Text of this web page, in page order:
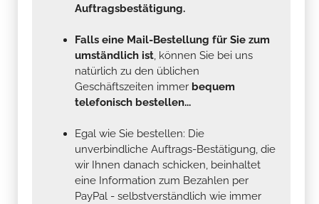
Auftragsbestätigung.
Falls eine Mail-Bestellung für Sie zum
umständlich ist, können Sie bei uns
natürlich zu den üblichen
Geschäftszeiten immer bequem
telefonisch bestellen...
Egal wie Sie bestellen: Die
unverbindliche Auftrags-Bestätigung, die
wir Ihnen danach schicken, beinhaltet
eine Information zum Bezahlen per
PayPal - selbstverständlich wie immer